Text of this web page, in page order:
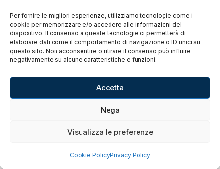
Per fornire le migliori esperienze, utilizziamo tecnologie come i
cookie per memorizzare e/o accedere alle informazioni del
dispositivo. Il consenso a queste tecnologie ci permetterà di
elaborare dati come il comportamento di navigazione o ID unici su
questo sito. Non acconsentire o ritirare il consenso può influire
negativamente su alcune caratteristiche e funzioni.
Accetta
Nega
Visualizza le preferenze
Cookie PolicyPrivacy Policy